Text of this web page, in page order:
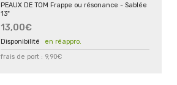
PEAUX DE TOM Frappe ou résonance - Sablée
13"
13,00€
en réappro.
frais de port : 9,90€